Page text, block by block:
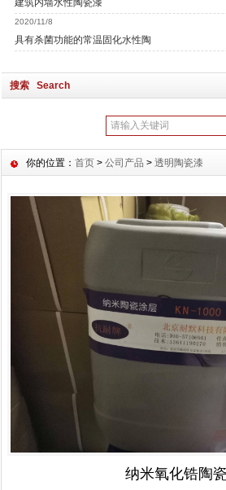
建筑内墙水性陶瓷漆
2020/11/8
具有杀菌功能的常温固化水性陶
搜索 Search
你的位置：首页 >公司产品 >透明陶瓷漆
纳米氧化锆陶